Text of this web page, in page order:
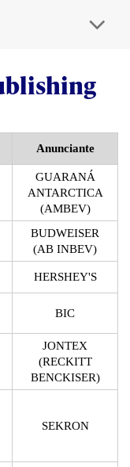
Anunciante
GUARANÁ
ANTARCTICA
(AMBEV)
BUDWEISER
(AB INBEV)
HERSHEY'S
BIC
JONTEX
(RECKITT
BENCKISER)
SEKRON